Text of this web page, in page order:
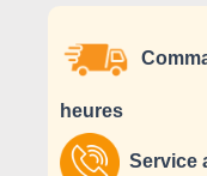
heures
Service